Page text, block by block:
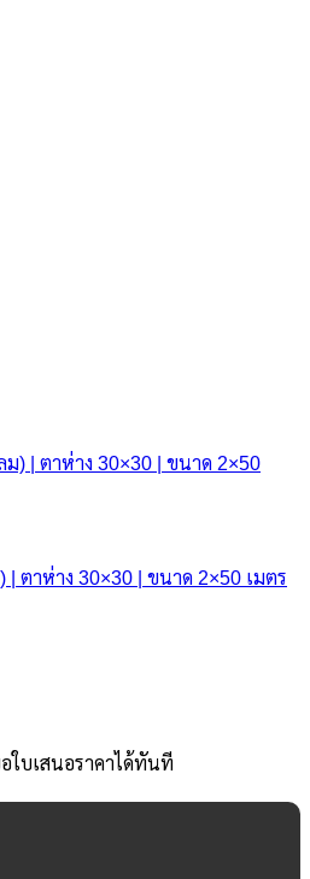
| ตาห่าง 30×30 | ขนาด 2×50 เมตร
ใบเสนอราคาได้ทันที